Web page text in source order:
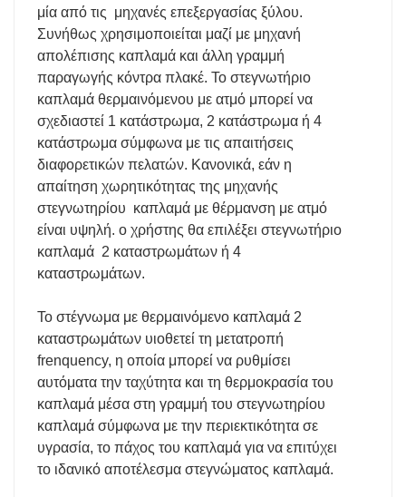
μία από τις μηχανές επεξεργασίας ξύλου.
Συνήθως χρησιμοποιείται μαζί με μηχανή
απολέπισης καπλαμά και άλλη γραμμή
παραγωγής κόντρα πλακέ. Το στεγνωτήριο
καπλαμά θερμαινόμενου με ατμό μπορεί να
σχεδιαστεί 1 κατάστρωμα, 2 κατάστρωμα ή 4
κατάστρωμα σύμφωνα με τις απαιτήσεις
διαφορετικών πελατών. Κανονικά, εάν η
απαίτηση χωρητικότητας της μηχανής
στεγνωτηρίου καπλαμά με θέρμανση με ατμό
είναι υψηλή. ο χρήστης θα επιλέξει στεγνωτήριο
καπλαμά 2 καταστρωμάτων ή 4
καταστρωμάτων.
Το στέγνωμα με θερμαινόμενο καπλαμά 2
καταστρωμάτων υιοθετεί τη μετατροπή
frenquency, η οποία μπορεί να ρυθμίσει
αυτόματα την ταχύτητα και τη θερμοκρασία του
καπλαμά μέσα στη γραμμή του στεγνωτηρίου
καπλαμά σύμφωνα με την περιεκτικότητα σε
υγρασία, το πάχος του καπλαμά για να επιτύχει
το ιδανικό αποτέλεσμα στεγνώματος καπλαμά.